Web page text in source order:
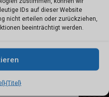
IDs auf dieser Website
nicht erteilen oder zurückziehen,
beeinträchtigt werden.
{Titel}
|
-
7 -
| CHE-